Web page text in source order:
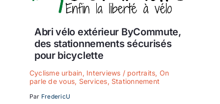
Abri vélo extérieur ByCommute,
des stationnements sécurisés
pour bicyclette
Cyclisme urbain, Interviews / portraits, On
parle de vous, Services, Stationnement
Par FredericU